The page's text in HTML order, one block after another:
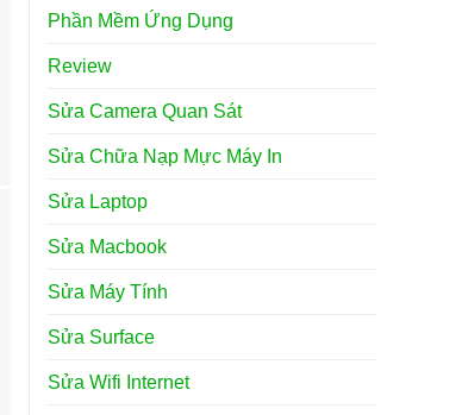
Phần Mềm Ứng Dụng
Review
Sửa Camera Quan Sát
Sửa Chữa Nạp Mực Máy In
Sửa Laptop
Sửa Macbook
Sửa Máy Tính
Sửa Surface
Sửa Wifi Internet